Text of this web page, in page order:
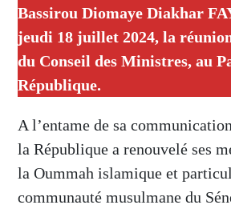
Bassirou Diomaye Diakhar
jeudi 18 juillet 2024, la
du Conseil des Ministres, au
République.
A l’entame de sa
la République a renouvelé ses
la Oummah islamique et
communauté musulmane du